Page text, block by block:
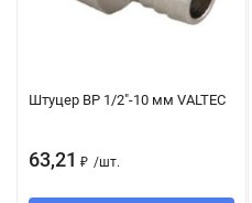
Штуцер ВР 1/2"-10 мм VALTEC
63,21 ₽ /шт.